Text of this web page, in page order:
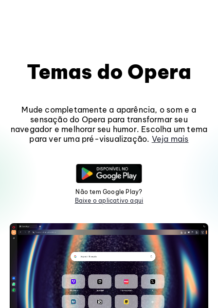
Temas do Opera
Mude completamente a aparência, o som e a
sensação do Opera para transformar seu
navegador e melhorar seu humor. Escolha um tema
para ver uma pré-visualização. Veja mais
Não tem Google Play?
Baixe o aplicativo aqui